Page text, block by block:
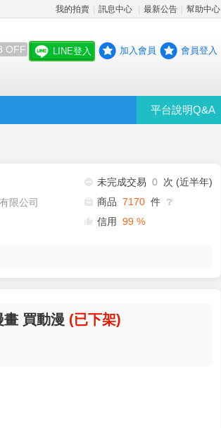
我的拍賣 訊息中心 最新公告 幫助中心
OFF LINE登入 加入會員 會員登入
平台說明Q&A
限公司
未完成交易 0
次 (近半年)
商品 7170 件 ❔
信用 99 %
畫 買動漫 (已下架)